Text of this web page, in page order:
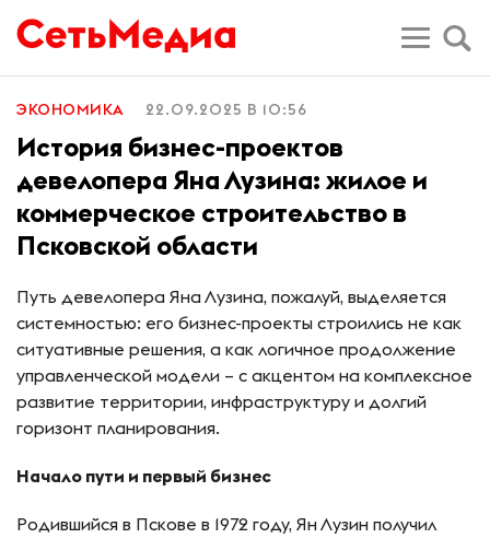
ЭКОНОМИКА 22.09.2025 В 10:56
История бизнес-проектов
девелопера Яна Лузина: жилое и
коммерческое строительство в
Псковской области
Путь девелопера Яна Лузина, пожалуй, выделяется
системностью: его бизнес-проекты строились не как
ситуативные решения, а как логичное продолжение
управленческой модели – с акцентом на комплексное
развитие территории, инфраструктуру и долгий
горизонт планирования.
Начало пути и первый бизнес
Родившийся в Пскове в 1972 году, Ян Лузин получил